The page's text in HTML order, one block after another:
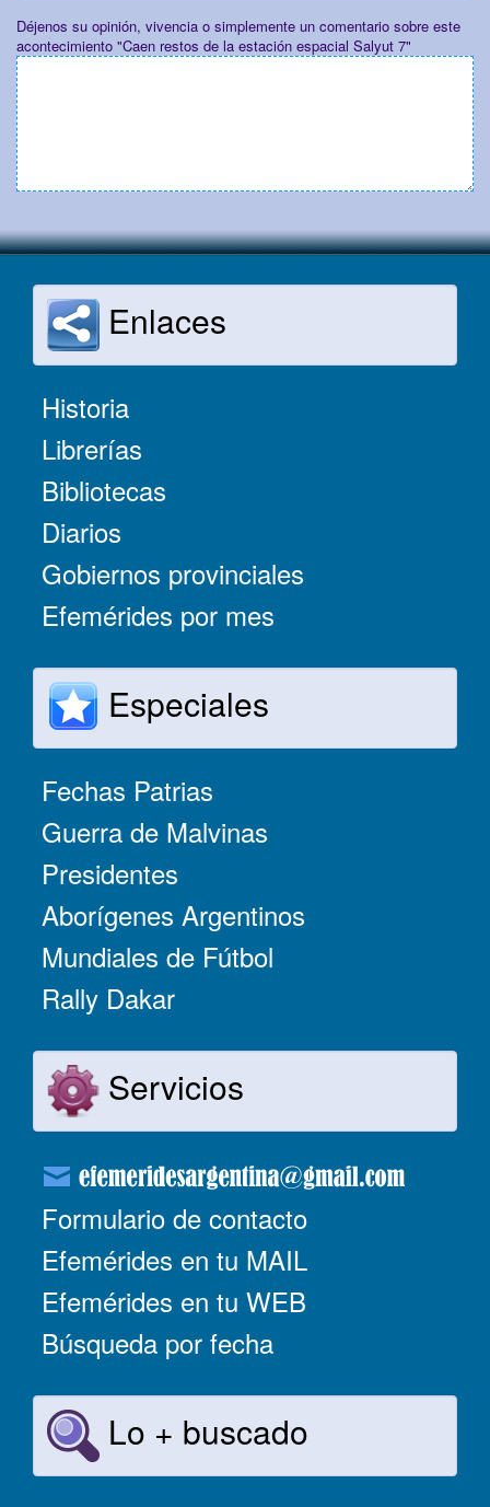
Déjenos su opinión, vivencia o simplemente un comentario sobre este
acontecimiento "Caen restos de la estación espacial Salyut 7"
Enlaces
Historia
Librerías
Bibliotecas
Diarios
Gobiernos provinciales
Efemérides por mes
Especiales
Fechas Patrias
Guerra de Malvinas
Presidentes
Aborígenes Argentinos
Mundiales de Fútbol
Rally Dakar
Servicios
Formulario de contacto
Efemérides en tu MAIL
Efemérides en tu WEB
Búsqueda por fecha
Lo + buscado